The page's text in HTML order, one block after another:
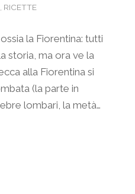
RICETTE
la Fiorentina: tutti
storia, ma ora ve la
alla Fiorentina si
(la parte in
lombari, la metà…